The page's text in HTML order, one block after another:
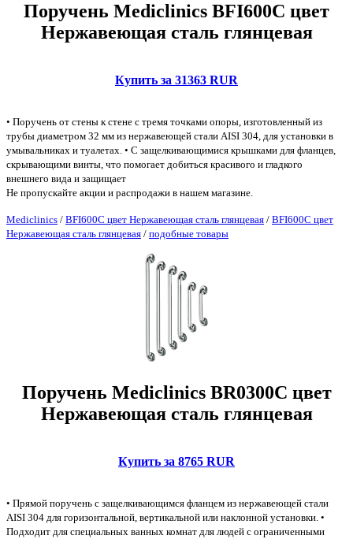
Поручень Mediclinics BFI600C цвет
Нержавеющая сталь глянцевая
Купить за 31363 RUR
• Поручень от стены к стене с тремя точками опоры, изготовленный из
трубы диаметром 32 мм из нержавеющей стали AISI 304, для установки в
умывальниках и туалетах. • С защелкивающимися крышками для фланцев,
скрывающими винты, что помогает добиться красивого и гладкого
внешнего вида и защищает
Не пропускайте акции и распродажи в нашем магазине.
Mediclinics / BFI600C цвет Нержавеющая сталь глянцевая / BFI600C цвет
Нержавеющая сталь глянцевая / подобные товары
Поручень Mediclinics BR0300C цвет
Нержавеющая сталь глянцевая
Купить за 8765 RUR
• Прямой поручень с защелкивающимся фланцем из нержавеющей стали
AISI 304 для горизонтальной, вертикальной или наклонной установки. •
Подходит для специальных ванных комнат для людей с ограниченными